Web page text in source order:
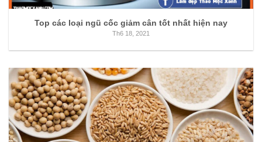
Top các loại ngũ cốc giảm cân tốt nhất hiện nay
Th6 18, 2021